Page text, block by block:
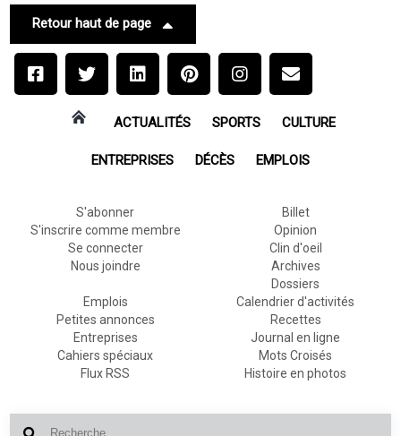
Retour haut de page
ACTUALITÉS SPORTS CULTURE
ENTREPRISES DÉCÈS EMPLOIS
S'abonner
S'inscrire comme membre
Se connecter
Nous joindre
Billet
Opinion
Clin d'oeil
Archives
Dossiers
Emplois
Petites annonces
Entreprises
Cahiers spéciaux
Flux RSS
Calendrier d'activités
Recettes
Journal en ligne
Mots Croisés
Histoire en photos